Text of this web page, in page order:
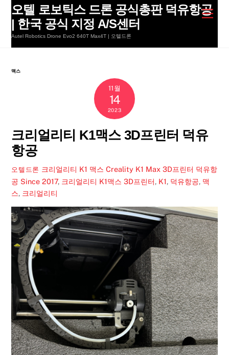
Skip
content
오텔 로보틱스 드론 공식총판 덕유항공
| 한국 공식 지정 A/S센터
Autel Robotics Drone Evo2 640T Max4T | 오텔드론
맥스
11월
14
2023
크리얼리티 K1맥스 3D프린터 덕유
항공
오텔드론 크리얼리티 K1 맥스 Creality K1 Max 3D프린터 덕유항
공 Since 2017, 크리얼리티 K1맥스 3D프린터, K1, 덕유항공, 맥
스, 크리얼리티